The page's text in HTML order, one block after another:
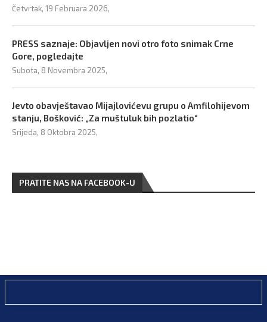
Četvrtak, 19 Februara 2026,
PRESS saznaje: Objavljen novi otro foto snimak Crne
Gore, pogledajte
Subota, 8 Novembra 2025,
Jevto obavještavao Mijajlovićevu grupu o Amfilohijevom
stanju, Bošković: „Za muštuluk bih pozlatio“
Srijeda, 8 Oktobra 2025,
PRATITE NAS NA FACEBOOK-U